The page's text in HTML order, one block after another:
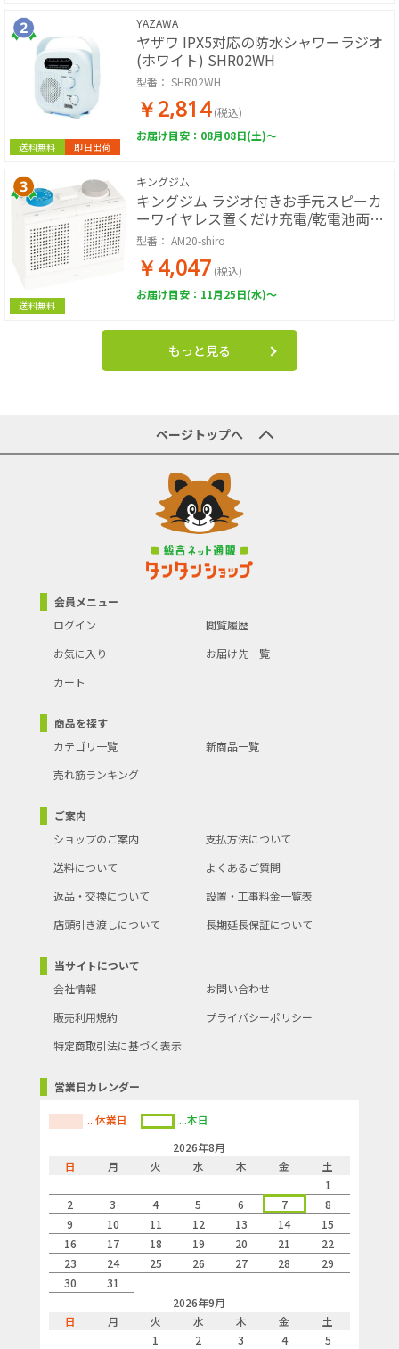
送料無料 即日出荷
YAZAWA
ヤザワ IPX5対応の防水シャワーラジオ
(ホワイト) SHR02WH
型番： SHR02WH
￥2,814 (税込)
お届け目安：08月08日(土)～
送料無料
キングジム
キングジム ラジオ付きお手元スピーカ
ーワイヤレス置くだけ充電/乾電池両対
応 AM20-shiro
型番： AM20-shiro
￥4,047 (税込)
お届け目安：11月25日(水)～
もっと見る
ページトップへ
会員メニュー
ログイン
閲覧履歴
お気に入り
お届け先一覧
カート
商品を探す
カテゴリ一覧
新商品一覧
売れ筋ランキング
ご案内
ショップのご案内
支払方法について
送料について
よくあるご質問
返品・交換について
設置・工事料金一覧表
店頭引き渡しについて
長期延長保証について
当サイトについて
会社情報
お問い合わせ
販売利用規約
プライバシーポリシー
特定商取引法に基づく表示
営業日カレンダー
...休業日
...本日
2026年8月
日
月 火 水 木 金
土
1
2
3 4 5 6 7
8
9
10 11 12 13 14
15
16
17 18 19 20 21
22
23
24 25 26 27 28
29
30
31
2026年9月
日
月 火 水 木 金
土
1
2 3 4 5